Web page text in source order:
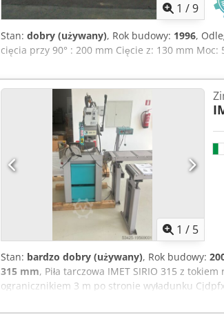
1 /9
Stan: dobry (używany), Rok budowy: 1996,
cięcia przy 90° : 200 mm Cięcie z: 130 mm
1 / 5
Stan: bardzo dobry (używany), Rok budowy:
315 mm, Piła tarczowa IMET SIRIO 315 z
ogranicznikiem 3 m po stronie wyładunku